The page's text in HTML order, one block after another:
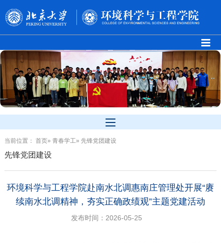
当前位置： 首页» 青春学工» 先锋党团建设
先锋党团建设
环境科学与工程学院赴南水北调惠南庄管理处开展“赓
续南水北调精神，夯实正确政绩观”主题党建活动
发布时间：2026-05-25